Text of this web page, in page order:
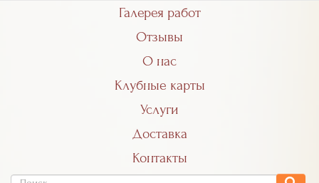
Галерея работ
Отзывы
О нас
Клубные карты
Услуги
Доставка
Контакты